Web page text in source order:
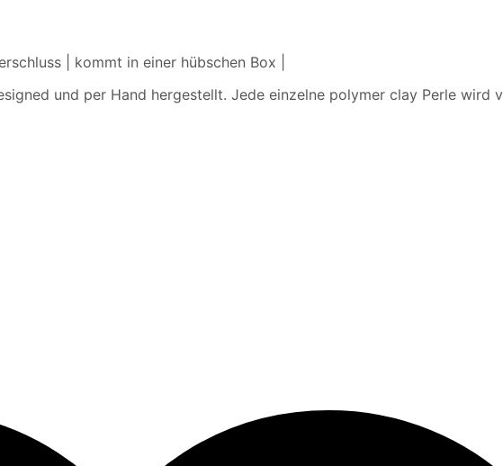
| kommt in einer hübschen Box |
und per Hand hergestellt. Jede einzelne polymer clay Perle wird